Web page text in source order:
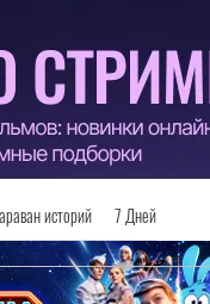
историй 7 Дней